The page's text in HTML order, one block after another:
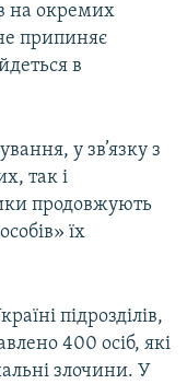
на окремих
припиняє
в
у зв’язку з
так і
продовжують
їх
підрозділів,
400 осіб, які
злочини. У